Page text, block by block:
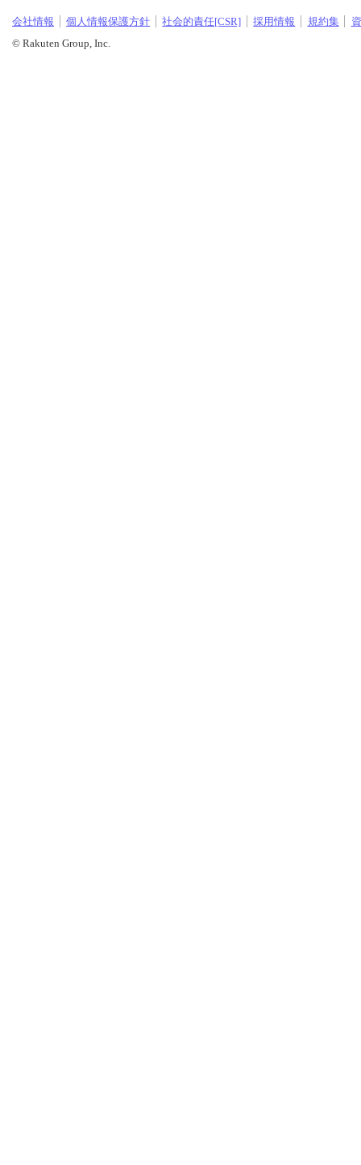
会社情報 個人情報保護方針 社会的責任[CSR] 採用情報 規約集
© Rakuten Group, Inc.